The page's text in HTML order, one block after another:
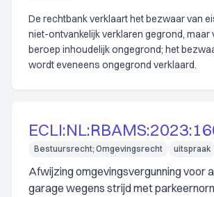
De rechtbank verklaart het bezwaar van
niet-ontvankelijk verklaren gegrond, maar
beroep inhoudelijk ongegrond; het
wordt eveneens ongegrond verklaard.
Bestuursrecht; Omgevingsrecht uitspraak
Afwijzing omgevingsvergunning voor
garage wegens strijd met